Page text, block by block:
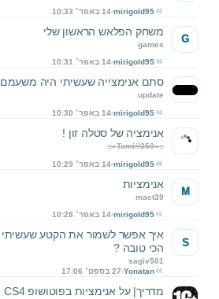
mirigold95 14 באפר׳ 10:33
משחק הפלאש הראשון שלי
games
mirigold95 14 באפר׳ 10:31
G
סתם אנימצייה שעשיתי היה משעמם
update
mirigold95 14 באפר׳ 10:30
אנימציה של סטלה זון !
::»Tami®350«::
mirigold95 14 באפר׳ 10:29
אנימציות
mact39
mirigold95 14 באפר׳ 10:28
M
הכי טובה ?
sagiv501
Yonatan 27 בספט׳ 17:06
S
מדריך| על אנימציות בפוטושופ CS4